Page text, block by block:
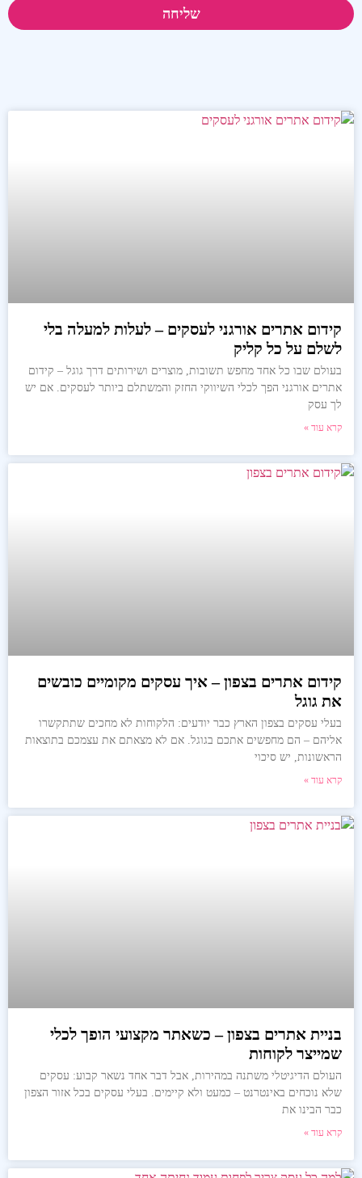
שליחה
קידום אתרים אורגני לעסקים – לעלות למעלה בלי
לשלם על כל קליק
בעולם שבו כל אחד מחפש תשובות, מוצרים ושירותים דרך גוגל – קידום
אתרים אורגני הפך לכלי השיווקי החזק והמשתלם ביותר לעסקים. אם יש
לך עסק
קרא עוד »
קידום אתרים בצפון – איך עסקים מקומיים כובשים
את גוגל
בעלי עסקים בצפון הארץ כבר יודעים: הלקוחות לא מחכים שתתקשרו
אליהם – הם מחפשים אתכם בגוגל. אם לא מצאתם את עצמכם בתוצאות
הראשונות, יש סיכוי
קרא עוד »
בניית אתרים בצפון – כשאתר מקצועי הופך לכלי
שמייצר לקוחות
העולם הדיגיטלי משתנה במהירות, אבל דבר אחד נשאר קבוע: עסקים
שלא נוכחים באינטרנט – כמעט ולא קיימים. בעלי עסקים בכל אזור הצפון
כבר הבינו את
קרא עוד »